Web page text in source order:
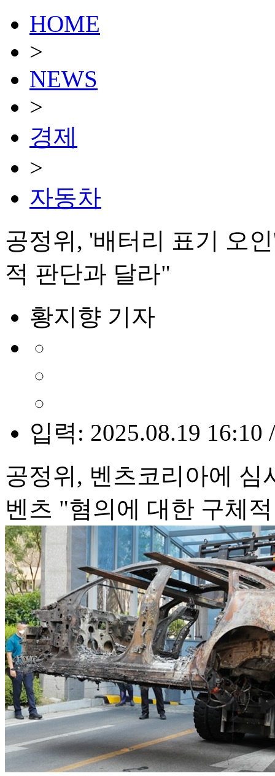
HOME
>
NEWS
>
경제
>
자동차
공정위, '배터리 표기 오
적 판단과 달라"
황지향 기자
입력: 2025.08.19 16:10
공정위, 벤츠코리아에 심
벤츠 "혐의에 대한 구체